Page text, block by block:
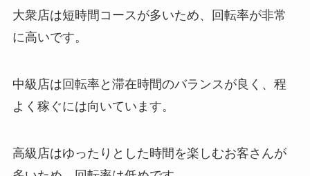
大衆店は短時間コースが多いため、回転率が非常
に高いです。
中級店は回転率と滞在時間のバランスが良く、程
よく稼ぐには向いています。
高級店はゆったりとした時間を楽しむお客さんが